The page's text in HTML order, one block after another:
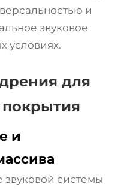
и
звуковое
условиях.
для
и
системы